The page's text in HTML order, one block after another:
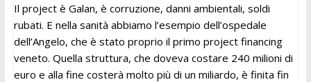
Il project è Galan, è corruzione, danni ambientali, soldi
rubati. E nella sanità abbiamo l’esempio dell’ospedale
dell’Angelo, che è stato proprio il primo project financing
veneto. Quella struttura, che doveva costare 240 milioni di
euro e alla fine costerà molto più di un miliardo, è finita fin